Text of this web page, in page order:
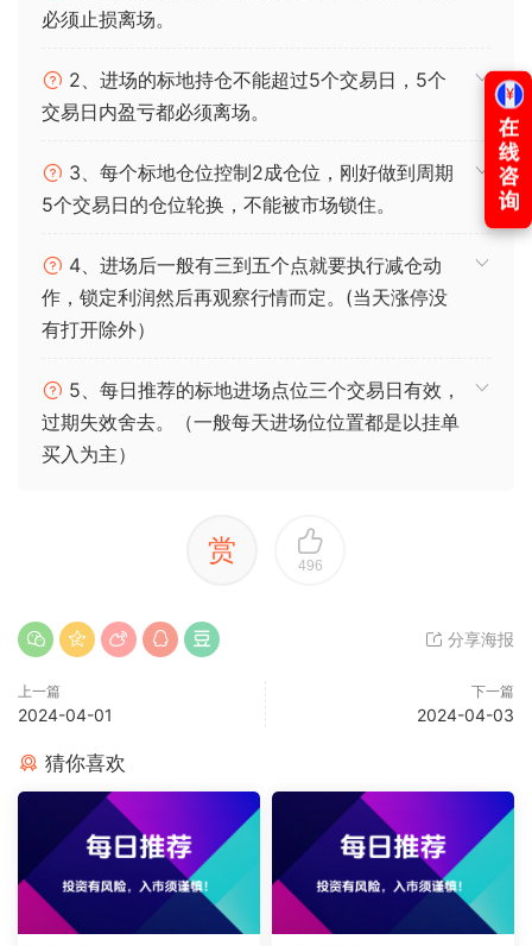
必须止损离场。
2、进场的标地持仓不能超过5个交易日，5个
交易日内盈亏都必须离场。
3、每个标地仓位控制2成仓位，刚好做到周期
5个交易日的仓位轮换，不能被市场锁住。
4、进场后一般有三到五个点就要执行减仓动
作，锁定利润然后再观察行情而定。(当天涨停没
有打开除外）
5、每日推荐的标地进场点位三个交易日有效，
过期失效舍去。（一般每天进场位位置都是以挂单
买入为主）
赏 496
分享海报
上一篇
2024-04-01
下一篇
2024-04-03
猜你喜欢